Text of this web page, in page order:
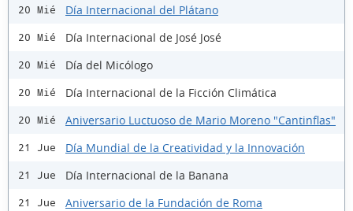
20 Mié Día Internacional del Plátano
20 Mié Día Internacional de José José
20 Mié Día del Micólogo
20 Mié Día Internacional de la Ficción Climática
20 Mié Aniversario Luctuoso de Mario Moreno "Cantinflas"
21 Jue Día Mundial de la Creatividad y la Innovación
21 Jue Día Internacional de la Banana
21 Jue Aniversario de la Fundación de Roma